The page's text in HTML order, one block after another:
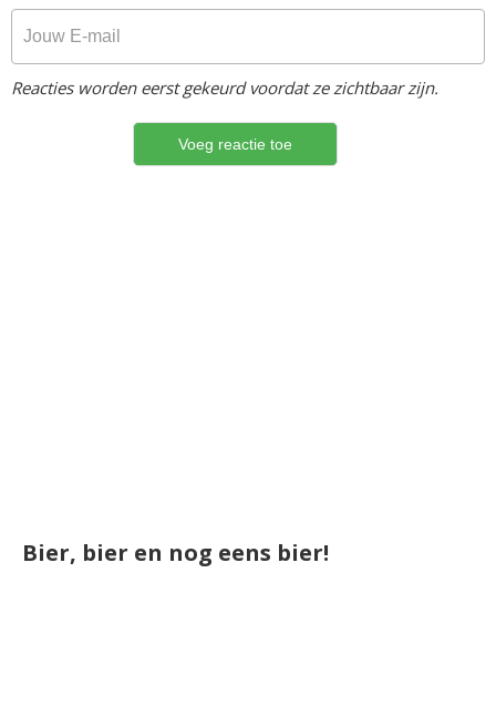
Reacties worden eerst gekeurd voordat ze zichtbaar zijn.
Bier, bier en nog eens bier!